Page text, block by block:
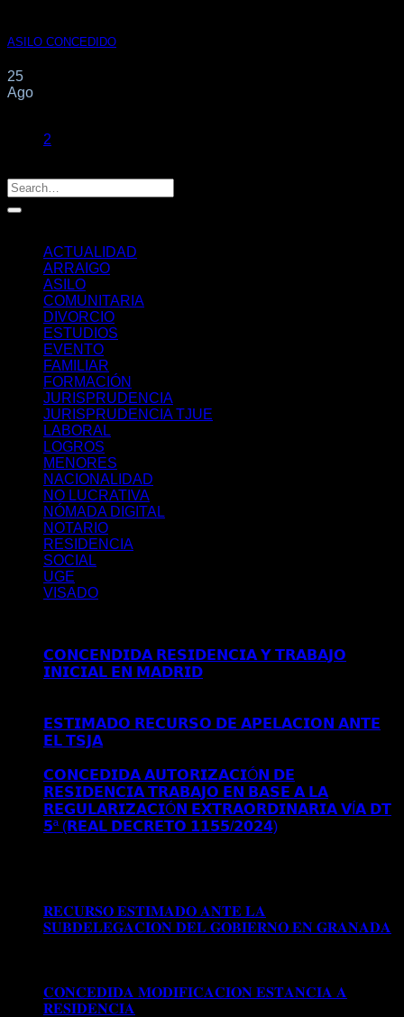
ASILO CONCEDIDO
25
Ago
2
ACTUALIDAD
ARRAIGO
ASILO
COMUNITARIA
DIVORCIO
ESTUDIOS
EVENTO
FAMILIAR
FORMACIÓN
JURISPRUDENCIA
JURISPRUDENCIA TJUE
LABORAL
LOGROS
MENORES
NACIONALIDAD
NO LUCRATIVA
NÓMADA DIGITAL
NOTARIO
RESIDENCIA
SOCIAL
UGE
VISADO
𝗖𝗢𝗡𝗖𝗘𝗡𝗗𝗜𝗗𝗔 𝗥𝗘𝗦𝗜𝗗𝗘𝗡𝗖𝗜𝗔 𝗬 𝗧𝗥𝗔𝗕𝗔𝗝𝗢
𝗜𝗡𝗜𝗖𝗜𝗔𝗟 𝗘𝗡 𝗠𝗔𝗗𝗥𝗜𝗗
𝗘𝗦𝗧𝗜𝗠𝗔𝗗𝗢 𝗥𝗘𝗖𝗨𝗥𝗦𝗢 𝗗𝗘 𝗔𝗣𝗘𝗟𝗔𝗖𝗜𝗢𝗡 𝗔𝗡𝗧𝗘
𝗘𝗟 𝗧𝗦𝗝𝗔
𝗖𝗢𝗡𝗖𝗘𝗗𝗜𝗗𝗔 𝗔𝗨𝗧𝗢𝗥𝗜𝗭𝗔𝗖𝗜Ó𝗡 𝗗𝗘
𝗥𝗘𝗦𝗜𝗗𝗘𝗡𝗖𝗜𝗔 𝗧𝗥𝗔𝗕𝗔𝗝𝗢 𝗘𝗡 𝗕𝗔𝗦𝗘 𝗔 𝗟𝗔
𝗥𝗘𝗚𝗨𝗟𝗔𝗥𝗜𝗭𝗔𝗖𝗜Ó𝗡 𝗘𝗫𝗧𝗥𝗔𝗢𝗥𝗗𝗜𝗡𝗔𝗥𝗜𝗔 𝗩Í𝗔 𝗗𝗧
𝟱ª (𝗥𝗘𝗔𝗟 𝗗𝗘𝗖𝗥𝗘𝗧𝗢 𝟭𝟭𝟱𝟱/𝟮𝟬𝟮𝟰)
𝐑𝐄𝐂𝐔𝐑𝐒𝐎 𝐄𝐒𝐓𝐈𝐌𝐀𝐃𝐎 𝐀𝐍𝐓𝐄 𝐋𝐀
𝐒𝐔𝐁𝐃𝐄𝐋𝐄𝐆𝐀𝐂𝐈𝐎𝐍 𝐃𝐄𝐋 𝐆𝐎𝐁𝐈𝐄𝐑𝐍𝐎 𝐄𝐍 𝐆𝐑𝐀𝐍𝐀𝐃𝐀
𝐂𝐎𝐍𝐂𝐄𝐃𝐈𝐃𝐀 𝐌𝐎𝐃𝐈𝐅𝐈𝐂𝐀𝐂𝐈𝐎𝐍 𝐄𝐒𝐓𝐀𝐍𝐂𝐈𝐀 𝐀
𝐑𝐄𝐒𝐈𝐃𝐄𝐍𝐂𝐈𝐀